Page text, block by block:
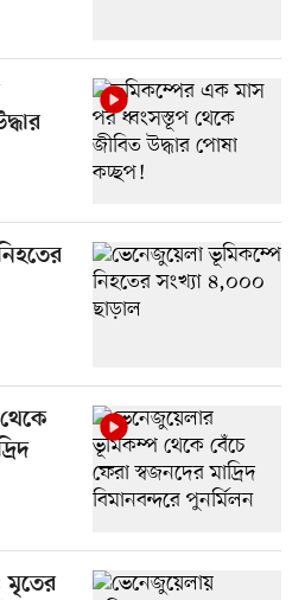
মৃতের